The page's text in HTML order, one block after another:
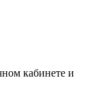
кабинете и